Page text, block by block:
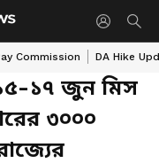
Commission DA Hike
১৭ জুন মিস
৩০০০